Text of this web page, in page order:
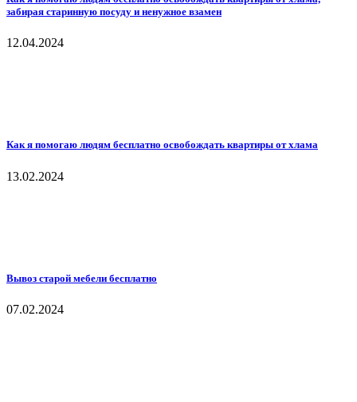
забирая старинную посуду и ненужное взамен
12.04.2024
Как я помогаю людям бесплатно освобождать квартиры от хлама
13.02.2024
Вывоз старой мебели бесплатно
07.02.2024